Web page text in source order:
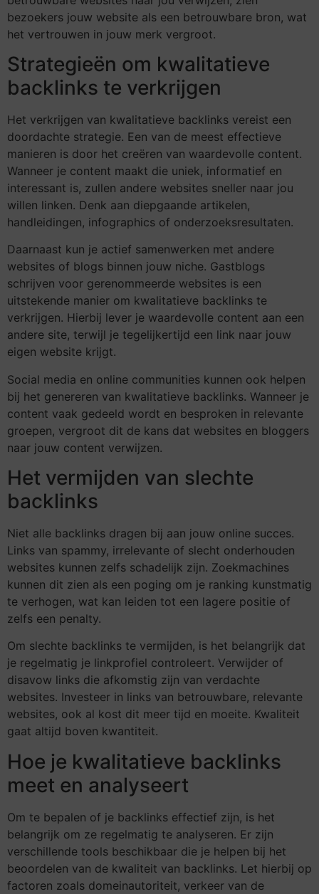
bezoekers jouw website als een betrouwbare bron, wat
het vertrouwen in jouw merk vergroot.
Strategieën om kwalitatieve
backlinks te verkrijgen
Het verkrijgen van kwalitatieve backlinks vereist een
doordachte strategie. Een van de meest effectieve
manieren is door het creëren van waardevolle content.
Wanneer je content maakt die uniek, informatief en
interessant is, zullen andere websites sneller naar jou
willen linken. Denk aan diepgaande artikelen,
handleidingen, infographics of onderzoeksresultaten.
Daarnaast kun je actief samenwerken met andere
websites of blogs binnen jouw niche. Gastblogs
schrijven voor gerenommeerde websites is een
uitstekende manier om kwalitatieve backlinks te
verkrijgen. Hierbij lever je waardevolle content aan een
andere site, terwijl je tegelijkertijd een link naar jouw
eigen website krijgt.
Social media en online communities kunnen ook helpen
bij het genereren van kwalitatieve backlinks. Wanneer je
content vaak gedeeld wordt en besproken in relevante
groepen, vergroot dit de kans dat websites en bloggers
naar jouw content verwijzen.
Het vermijden van slechte
backlinks
Niet alle backlinks dragen bij aan jouw online succes.
Links van spammy, irrelevante of slecht onderhouden
websites kunnen zelfs schadelijk zijn. Zoekmachines
kunnen dit zien als een poging om je ranking kunstmatig
te verhogen, wat kan leiden tot een lagere positie of
zelfs een penalty.
Om slechte backlinks te vermijden, is het belangrijk dat
je regelmatig je linkprofiel controleert. Verwijder of
disavow links die afkomstig zijn van verdachte
websites. Investeer in links van betrouwbare, relevante
websites, ook al kost dit meer tijd en moeite. Kwaliteit
gaat altijd boven kwantiteit.
Hoe je kwalitatieve backlinks
meet en analyseert
Om te bepalen of je backlinks effectief zijn, is het
belangrijk om ze regelmatig te analyseren. Er zijn
verschillende tools beschikbaar die je helpen bij het
beoordelen van de kwaliteit van backlinks. Let hierbij op
factoren zoals domeinautoriteit, verkeer van de